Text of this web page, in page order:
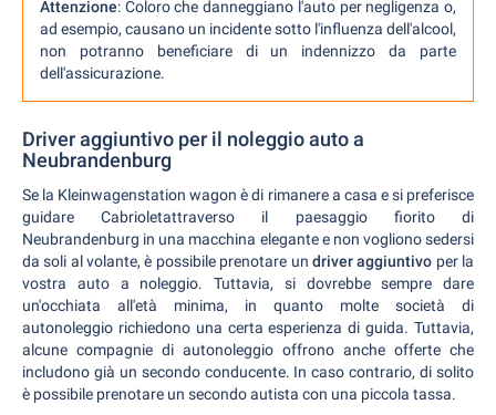
Attenzione: Coloro che danneggiano l'auto per negligenza o,
ad esempio, causano un incidente sotto l'influenza dell'alcool,
non potranno beneficiare di un indennizzo da parte
dell'assicurazione.
Driver aggiuntivo per il noleggio auto a
Neubrandenburg
Se la Kleinwagenstation wagon è di rimanere a casa e si preferisce
guidare Cabrioletattraverso il paesaggio fiorito di
Neubrandenburg in una macchina elegante e non vogliono sedersi
da soli al volante, è possibile prenotare un driver aggiuntivo per la
vostra auto a noleggio. Tuttavia, si dovrebbe sempre dare
un'occhiata all'età minima, in quanto molte società di
autonoleggio richiedono una certa esperienza di guida. Tuttavia,
alcune compagnie di autonoleggio offrono anche offerte che
includono già un secondo conducente. In caso contrario, di solito
è possibile prenotare un secondo autista con una piccola tassa.